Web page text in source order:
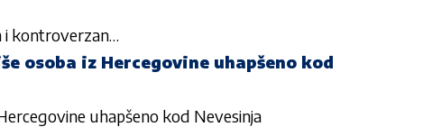
i kontroverzan…
osoba iz Hercegovine uhapšeno kod
uhapšeno kod Nevesinja